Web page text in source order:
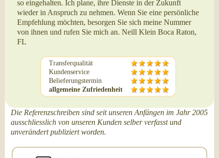
so eingehalten. Ich plane, ihre Dienste in der Zukunft
wieder in Anspruch zu nehmen. Wenn Sie eine persönliche
Empfehlung möchten, besorgen Sie sich meine Nummer
von ihnen und rufen Sie mich an. Neill Klein Boca Raton,
FL
Transferqualität
Kundenservice
Belieferungstermin
allgemeine Zufriedenheit
Die Referenzschreiben sind seit unseren Anfängen im Jahr 2005
ausschliesslich von unseren Kunden selber verfasst und
unverändert publiziert worden.